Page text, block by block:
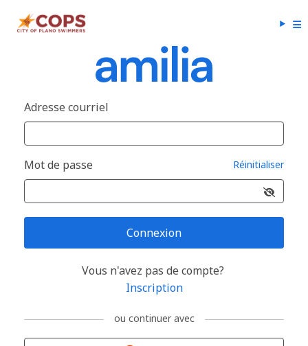
Adresse courriel
Mot de passe Réinitialiser
Connexion
Vous n'avez pas de compte?
Inscription
ou continuer avec